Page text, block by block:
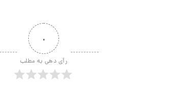
۰
رأی دهی به مطلب